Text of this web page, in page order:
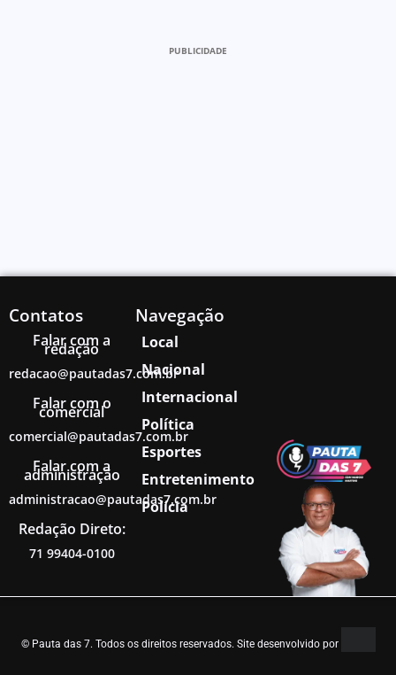
PUBLICIDADE
Contatos
Falar com a
redação
redacao@pautadas7.com.br
Falar com o
comercial
comercial@pautadas7.com.br
Falar com a
administração
administracao@pautadas7.com.br
Redação Direto:
71 99404-0100
Navegação
Local
Nacional
Internacional
Política
Esportes
Entretenimento
Polícia
© Pauta das 7. Todos os direitos reservados. Site desenvolvido por